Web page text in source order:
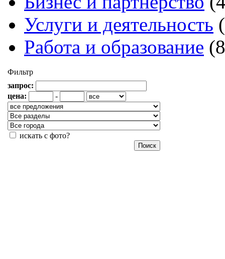
Услуги и деятельность
Работа и образование
Фильтр
запрос:
цена:
-
искать с фото?